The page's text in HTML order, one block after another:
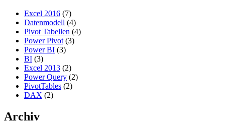
Excel 2016 (7)
Datenmodell (4)
Pivot Tabellen (4)
Power Pivot (3)
Power BI (3)
BI (3)
Excel 2013 (2)
Power Query (2)
PivotTables (2)
DAX (2)
Archiv